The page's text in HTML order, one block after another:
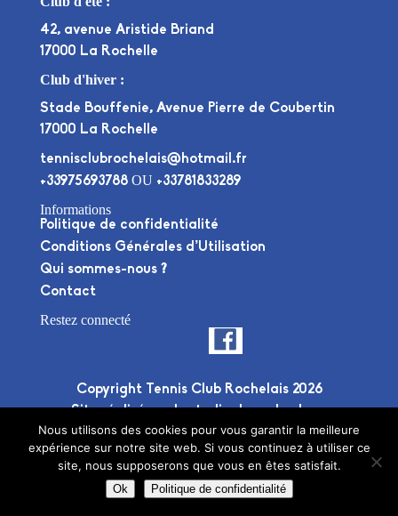
42, avenue Aristide Briand
17000 La Rochelle
Club d'hiver :
Stade Bouffenie, Avenue Pierre de Coubertin
17000 La Rochelle
tennisclubrochelais@hotmail.fr
+33975693788OU +33781833289
Informations
Politique de confidentialité
Conditions Générales d’Utilisation
Qui sommes-nous ?
Contact
Restez connecté
Copyright Tennis Club Rochelais 2026
Site réalisé par lestudio deuxplusdeux
Nous utilisons des cookies pour vous garantir la meilleure
expérience sur notre site web. Si vous continuez à utiliser ce
site, nous supposerons que vous en êtes satisfait.
Ok Politique de confidentialité